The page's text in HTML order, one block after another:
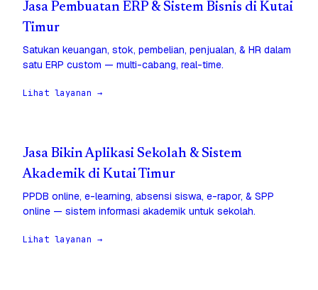
Jasa Pembuatan ERP & Sistem Bisnis di Kutai
Timur
Satukan keuangan, stok, pembelian, penjualan, & HR dalam
satu ERP custom — multi-cabang, real-time.
Lihat layanan →
Jasa Bikin Aplikasi Sekolah & Sistem
Akademik di Kutai Timur
PPDB online, e-learning, absensi siswa, e-rapor, & SPP
online — sistem informasi akademik untuk sekolah.
Lihat layanan →